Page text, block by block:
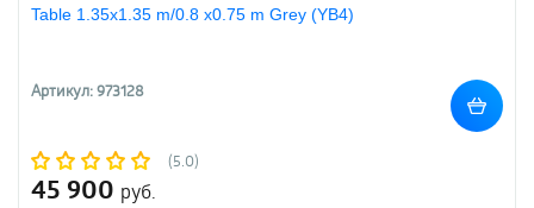
Table 1.35х1.35 m/0.8 х0.75 m Grey (YB4)
Артикул: 973128
(5.0)
45 900 руб.